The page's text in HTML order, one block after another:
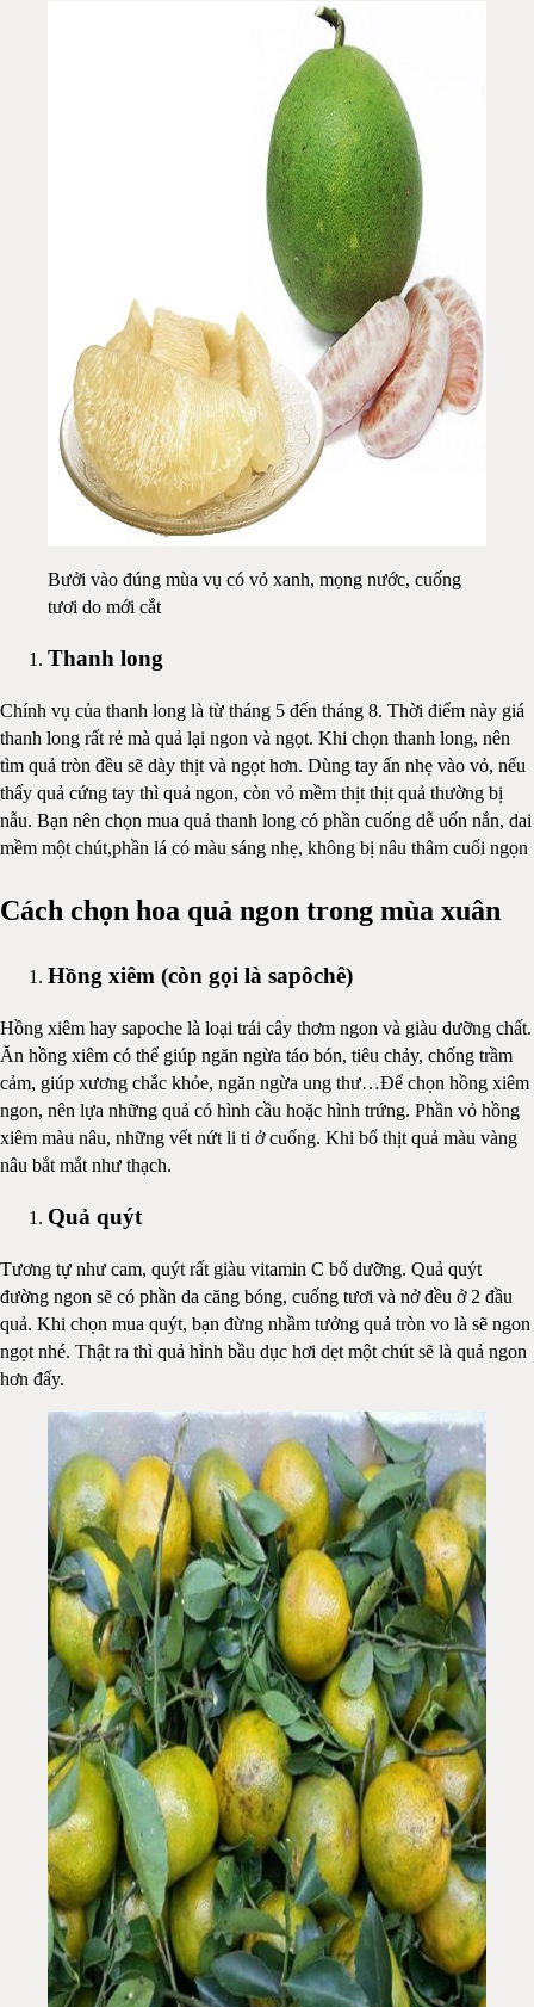
Bưởi vào đúng mùa vụ có vỏ xanh, mọng nước, cuống
tươi do mới cắt
Thanh long
Chính vụ của thanh long là từ tháng 5 đến tháng 8. Thời điểm này giá
thanh long rất rẻ mà quả lại ngon và ngọt. Khi chọn thanh long, nên
tìm quả tròn đều sẽ dày thịt và ngọt hơn. Dùng tay ấn nhẹ vào vỏ, nếu
thấy quả cứng tay thì quả ngon, còn vỏ mềm thịt thịt quả thường bị
nẫu. Bạn nên chọn mua quả thanh long có phần cuống dễ uốn nắn, dai
mềm một chút,phần lá có màu sáng nhẹ, không bị nâu thâm cuối ngọn
Cách chọn hoa quả ngon trong mùa xuân
Hồng xiêm (còn gọi là sapôchê)
Hồng xiêm hay sapoche là loại trái cây thơm ngon và giàu dưỡng chất.
Ăn hồng xiêm có thể giúp ngăn ngừa táo bón, tiêu chảy, chống trầm
cảm, giúp xương chắc khỏe, ngăn ngừa ung thư…Để chọn hồng xiêm
ngon, nên lựa những quả có hình cầu hoặc hình trứng. Phần vỏ hồng
xiêm màu nâu, những vết nứt li ti ở cuống. Khi bổ thịt quả màu vàng
nâu bắt mắt như thạch.
Quả quýt
Tương tự như cam, quýt rất giàu vitamin C bổ dưỡng. Quả quýt
đường ngon sẽ có phần da căng bóng, cuống tươi và nở đều ở 2 đầu
quả. Khi chọn mua quýt, bạn đừng nhầm tưởng quả tròn vo là sẽ ngon
ngọt nhé. Thật ra thì quả hình bầu dục hơi dẹt một chút sẽ là quả ngon
hơn đấy.